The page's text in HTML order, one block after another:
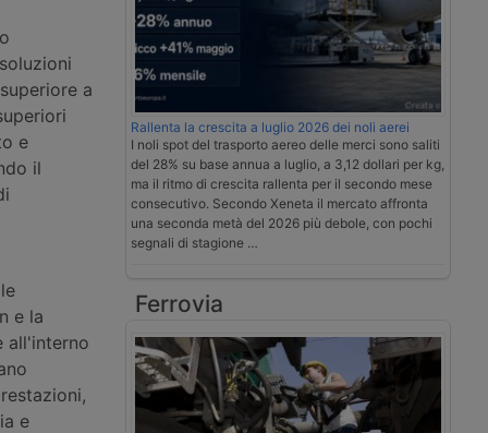
a
e
il
e la
all'interno
e
Rallenta la crescita a luglio 2026 dei noli aerei
I noli spot del trasporto aereo delle merci sono saliti
del 28% su base annua a luglio, a 3,12 dollari per kg,
ma il ritmo di crescita rallenta per il secondo mese
consecutivo. Secondo Xeneta il mercato affronta
una seconda metà del 2026 più debole, con pochi
segnali di stagione …
Ferrovia